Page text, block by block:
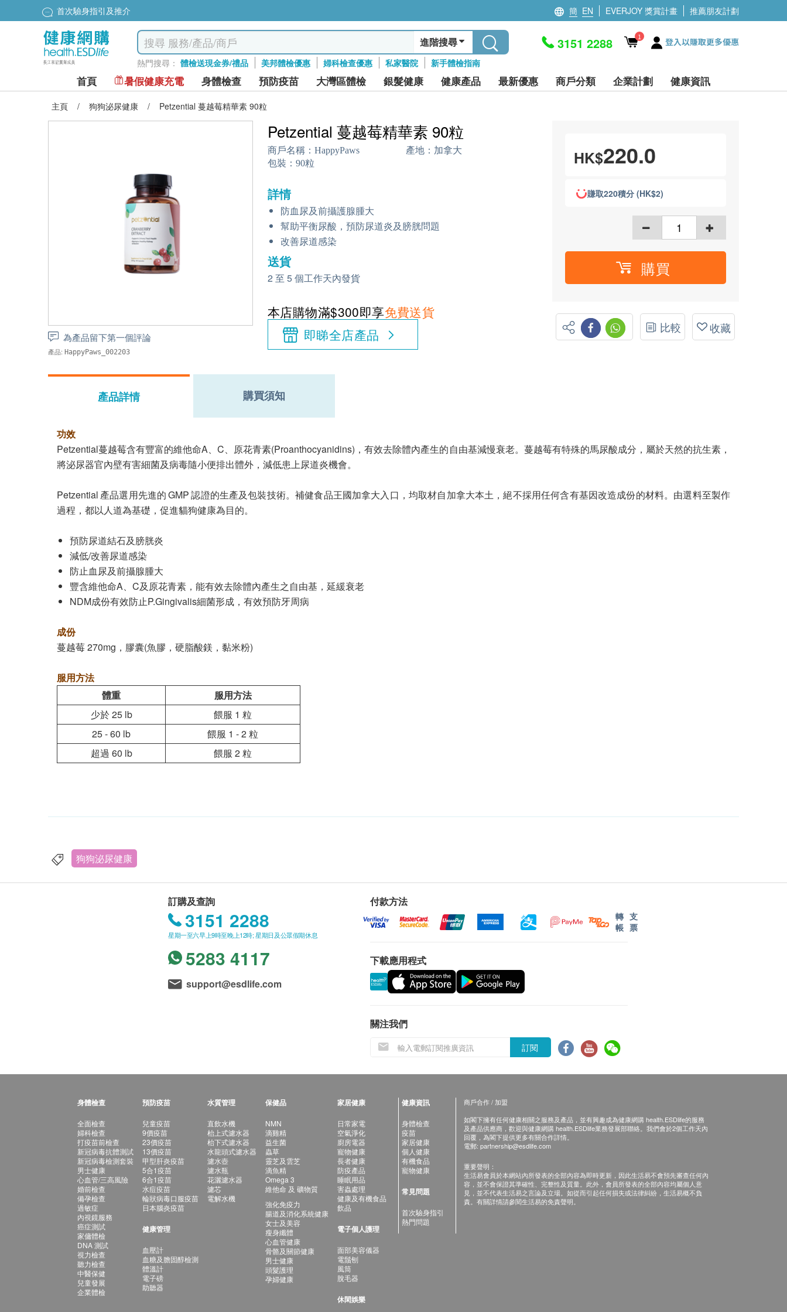
首次驗身指引及推介 簡 EN EVERJOY 獎賞計畫 推薦朋友計劃
進階搜尋
熱門搜尋： 體檢送現金券/禮品 美邦體檢優惠 婦科檢查優惠 私家醫院 新手體檢指南
3151 2288 1 登入以賺取更多優惠
首頁 暑假健康充電 身體檢查 預防疫苗 大灣區體檢 銀髮健康 健康產品 最新優惠 商戶分類 企業計劃 健康資訊
主頁 / 狗狗泌尿健康 / Petzential 蔓越莓精華素 90粒
為產品留下第一個評論
產品: HappyPaws_002203
Petzential 蔓越莓精華素 90粒
商戶名稱： HappyPaws 產地： 加拿大
包裝： 90粒
詳情
防血尿及前攝護腺腫大
幫助平衡尿酸，預防尿道炎及膀胱問題
改善尿道感染
送貨
2 至 5 個工作天內發貨
本店購物滿$300即享免費送貨
即睇全店產品
HK$220.0
賺取220積分 (HK$2)
購買
比較 收藏
產品詳情 購買須知
功效
Petzential蔓越莓含有豐富的維他命A、C、原花青素(Proanthocyanidins)，有效去除體內產生的自由基減慢衰老。蔓越莓有特殊的馬尿酸成分，屬於天然的抗生素，
將泌尿器官內壁有害細菌及病毒隨小便排出體外，減低患上尿道炎機會。
Petzential 產品選用先進的 GMP 認證的生產及包裝技術。補健食品王國加拿大入口，均取材自加拿大本土，絕不採用任何含有基因改造成份的材料。由選料至製作
過程，都以人道為基礎，促進貓狗健康為目的。
預防尿道結石及膀胱炎
減低/改善尿道感染
防止血尿及前攝腺腫大
豐含維他命A、C及原花青素，能有效去除體內產生之自由基，延緩衰老
NDM成份有效防止P.Gingivalis細菌形成，有效預防牙周病
成份
蔓越莓 270mg，膠囊(魚膠，硬脂酸鎂，黏米粉)
服用方法
體重
服用方法
少於 25 lb
餵服 1 粒
25 - 60 lb
餵服 1 - 2 粒
超過 60 lb
餵服 2 粒
狗狗泌尿健康
訂購及查詢
3151 2288
星期一至六早上9時至晚上12時; 星期日及公眾假期休息
5283 4117
support@esdlife.com
付款方法
轉
帳
支
票
下載應用程式
關注我們
訂閱
身體檢查
全面檢查
婦科檢查
打疫苗前檢查
新冠病毒抗體測試
新冠病毒檢測套裝
男士健康
心血管/三高風險
婚前檢查
備孕檢查
過敏症
內視鏡服務
癌症測試
家傭體檢
DNA 測試
視力檢查
聽力檢查
中醫保健
兒童發展
企業體檢
預防疫苗
兒童疫苗
9價疫苗
23價疫苗
13價疫苗
甲型肝炎疫苗
5合1疫苗
6合1疫苗
水痘疫苗
輪狀病毒口服疫苗
日本腦炎疫苗
健康管理
血壓計
血糖及膽固醇檢測
體溫計
電子磅
助聽器
水質管理
直飲水機
枱上式濾水器
枱下式濾水器
水龍頭式濾水器
濾水壺
濾水瓶
花灑濾水器
濾芯
電解水機
保健品
NMN
滴雞精
益生菌
蟲草
靈芝及雲芝
滴魚精
Omega 3
維他命 及 礦物質
強化免疫力
腸道及消化系統健康
女士及美容
瘦身纖體
心血管健康
骨骼及關節健康
男士健康
頭髮護理
孕婦健康
家居健康
日常家電
空氣淨化
廚房電器
寵物健康
長者健康
防疫產品
睡眠用品
害蟲處理
健康及有機食品
飲品
電子個人護理
面部美容儀器
電鬚刨
風筒
脫毛器
休閑娛樂
健康資訊
身體檢查
疫苗
家居健康
個人健康
有機食品
寵物健康
常見問題
首次驗身指引
熱門問題
商戶合作 / 加盟
如閣下擁有任何健康相關之服務及產品，並有興趣成為健康網購 health.ESDlife的服務
及產品供應商，歡迎與健康網購 health.ESDlife業務發展部聯絡。我們會於2個工作天內
回覆，為閣下提供更多有關合作詳情。
電郵: partnership@esdlife.com
重要聲明：
生活易會員於本網站內所發表的全部內容為即時更新，因此生活易不會預先審查任何內
容，並不會保證其準確性、完整性及質量。此外，會員所發表的全部內容均屬個人意
見，並不代表生活易之言論及立場。如從而引起任何損失或法律糾紛，生活易概不負
責。有關詳情請參閱生活易的免責聲明。